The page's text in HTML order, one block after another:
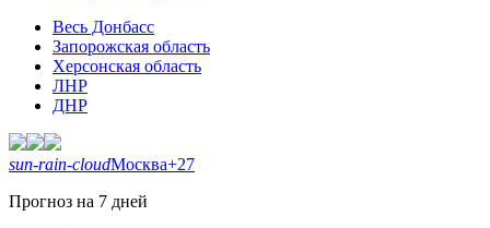
Весь Донбасс
Запорожская область
Херсонская область
ЛНР
ДНР
sun-rain-cloudМосква+27
Прогноз на 7 дней